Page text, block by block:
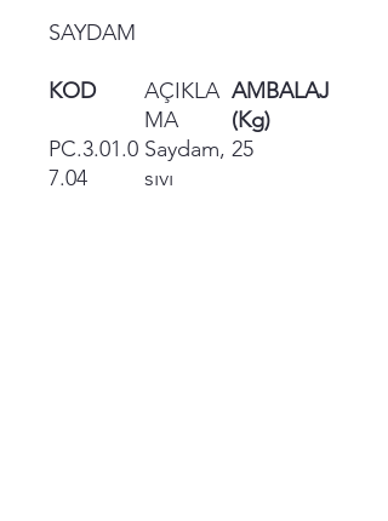
SAYDAM
KOD
AÇIKLA
MA
AMBALAJ
(Kg)
PC.3.01.0
7.04
Saydam,
sıvı
25